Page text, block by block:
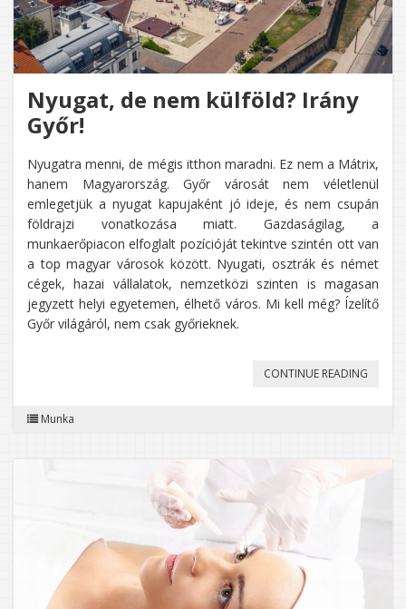
Nyugat, de nem külföld? Irány
Győr!
Nyugatra menni, de mégis itthon maradni. Ez nem a Mátrix,
hanem Magyarország. Győr városát nem véletlenül
emlegetjük a nyugat kapujaként jó ideje, és nem csupán
földrajzi vonatkozása miatt. Gazdaságilag, a
munkaerőpiacon elfoglalt pozícióját tekintve szintén ott van
a top magyar városok között. Nyugati, osztrák és német
cégek, hazai vállalatok, nemzetközi szinten is magasan
jegyzett helyi egyetemen, élhető város. Mi kell még? Ízelítő
Győr világáról, nem csak győrieknek.
CONTINUE READING
Munka